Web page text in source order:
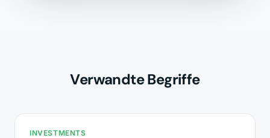
Verwandte Begriffe
INVESTMENTS